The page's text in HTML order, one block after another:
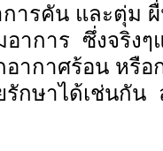
ารคัน และตุ่ม
าการ ซึ่งจริงๆ
ากาศร้อน หรือ
รักษาได้เช่นกัน